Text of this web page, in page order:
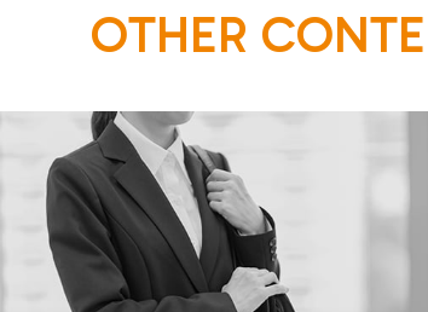
OTHER CONTE